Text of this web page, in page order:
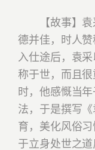
【故事】
德并佳，时人赞
入仕途后，袁
称于世，而且
时，他感慨当
法，于是撰写
育，美化风俗
于立身处世之